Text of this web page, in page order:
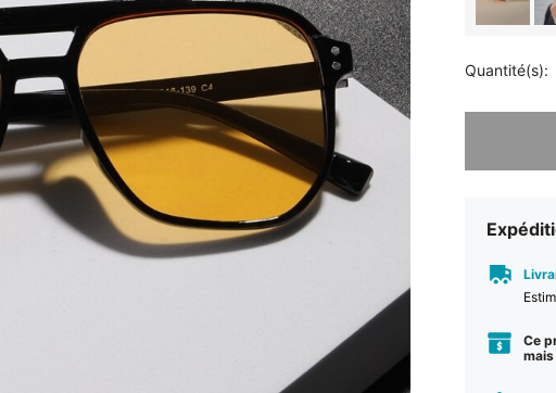
Quantité(s):
Désolés, ce
Ce